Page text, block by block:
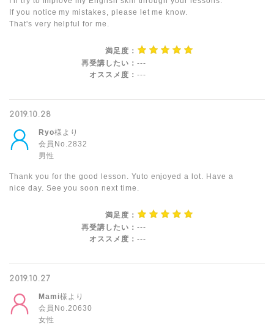
If you notice my mistakes, please let me know.
That's very helpful for me.
満足度：
再受講したい： ---
オススメ度： ---
2019.10.28
Ryo様より
会員No.2832
男性
Thank you for the good lesson. Yuto enjoyed a lot. Have a
nice day. See you soon next time.
満足度：
再受講したい： ---
オススメ度： ---
2019.10.27
Mami様より
会員No.20630
女性